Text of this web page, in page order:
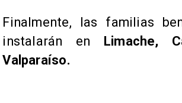
Finalmente, las familias
instalarán en Limache,
Valparaíso.